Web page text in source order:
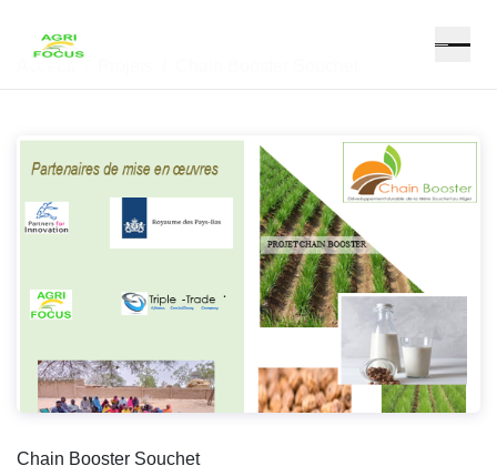
Chain Booster Souchet